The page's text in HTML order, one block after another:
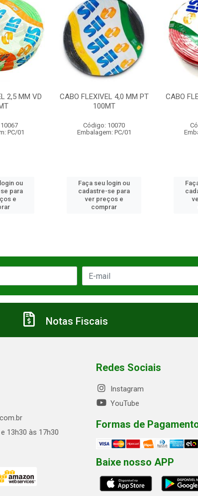
2,5 MM VD
PC/01
ou
para
e
CABO FLEXIVEL 4,0 MM PT
100MT
Código: 10070
Embalagem: PC/01
Faça seu login ou
cadastre-se para
ver preços e
comprar
CABO
Notas Fiscais
13h30 às 17h30
Redes Sociais
Instagram
YouTube
Formas de
Baixe nosso APP